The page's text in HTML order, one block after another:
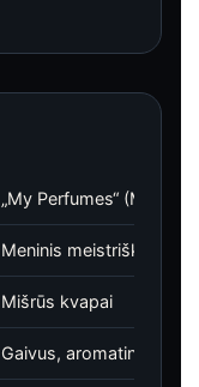
„My Perfumes“ (MPF)
Meninis meistriškumas
Mišrūs kvapai
Gaivus, aromatingas,